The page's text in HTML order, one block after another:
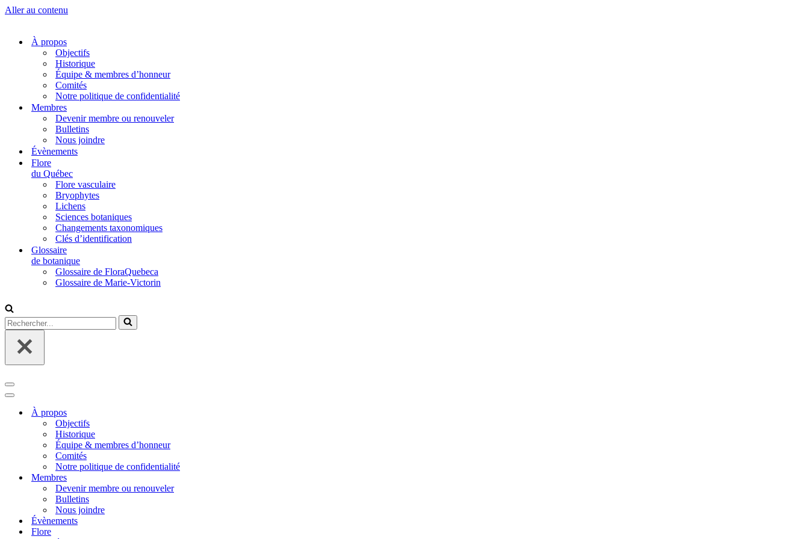
Aller au contenu
À propos
Objectifs
Historique
Équipe & membres d’honneur
Comités
Notre politique de confidentialité
Membres
Devenir membre ou renouveler
Bulletins
Nous joindre
Évènements
Flore
du Québec
Flore vasculaire
Bryophytes
Lichens
Sciences botaniques
Changements taxonomiques
Clés d’identification
Glossaire
de botanique
Glossaire de FloraQuebeca
Glossaire de Marie-Victorin
Rechercher...
Menu
de
navigation
Menu
navigationÀ propos
Objectifs
Historique
Équipe & membres d’honneur
Comités
Notre politique de confidentialité
Membres
Devenir membre ou renouveler
Bulletins
Nous joindre
Évènements
Flore